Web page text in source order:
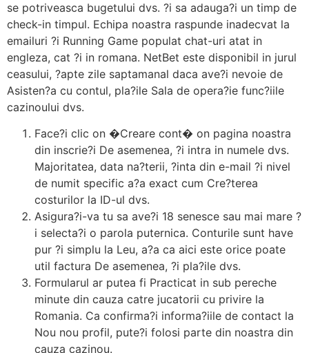
se potriveasca bugetului dvs. ?i sa adauga?i un timp de
check-in timpul. Echipa noastra raspunde inadecvat la
emailuri ?i Running Game populat chat-uri atat in
engleza, cat ?i in romana. NetBet este disponibil in jurul
ceasului, ?apte zile saptamanal daca ave?i nevoie de
Asisten?a cu contul, pla?ile Sala de opera?ie func?iile
cazinoului dvs.
Face?i clic on �Creare cont� on pagina noastra
din inscrie?i De asemenea, ?i intra in numele dvs.
Majoritatea, data na?terii, ?inta din e-mail ?i nivel
de numit specific a?a exact cum Cre?terea
costurilor la ID-ul dvs.
Asigura?i-va tu sa ave?i 18 senesce sau mai mare ?
i selecta?i o parola puternica. Conturile sunt have
pur ?i simplu la Leu, a?a ca aici este orice poate
util factura De asemenea, ?i pla?ile dvs.
Formularul ar putea fi Practicat in sub pereche
minute din cauza catre jucatorii cu privire la
Romania. Ca confirma?i informa?iile de contact la
Nou nou profil, pute?i folosi parte din noastra din
cauza cazinou.